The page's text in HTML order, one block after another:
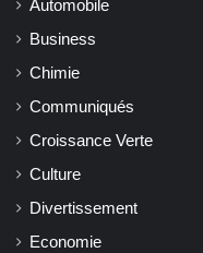
Automobile
Business
Chimie
Communiqués
Croissance Verte
Culture
Divertissement
Economie